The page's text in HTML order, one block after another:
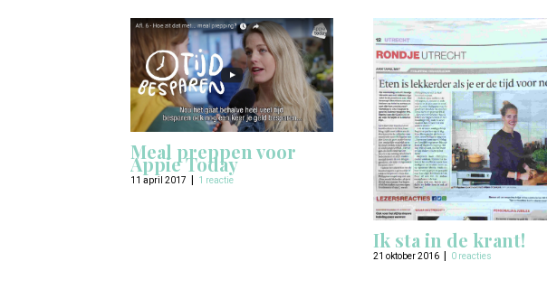
Meal preppen voor
Appie Today
11 april 2017 | 1 reactie
Ik sta in de krant!
21 oktober 2016 0 reacties